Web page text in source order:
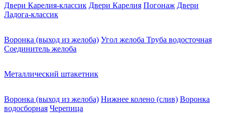
Двери Карелия-классик Двери Карелия Погонаж Двери
Ладога-классик
Воронка (выход из желоба) Угол желоба Труба водосточная
Соединитель желоба
Металлический штакетник
Воронка (выход из желоба) Нижнее колено (слив) Воронка
водосборная Черепица